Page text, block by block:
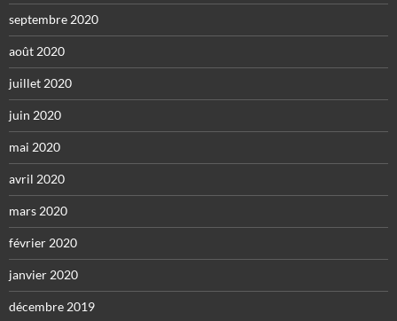
septembre 2020
août 2020
juillet 2020
juin 2020
mai 2020
avril 2020
mars 2020
février 2020
janvier 2020
décembre 2019